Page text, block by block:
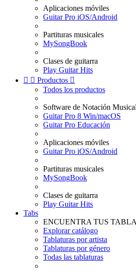
Aplicaciones móviles
Guitar Pro iOS/Android
Partituras musicales
MySongBook
Clases de guitarra
Play Guitar Hits
  Productos 
Todos los productos
Software de Notación Musical
Guitar Pro 8 Win/macOS
Guitar Pro Educación
Aplicaciones móviles
Guitar Pro iOS/Android
Partituras musicales
MySongBook
Clases de guitarra
Play Guitar Hits
Tabs
ENCUENTRA TUS
Explorar catálogo
Tablaturas por artista
Tablaturas por género
Todas las tablaturas